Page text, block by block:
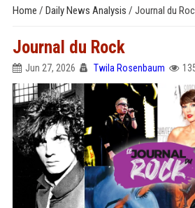
Home / Daily News Analysis / Journal du
Journal du Rock
Jun 27, 2026 Twila Rosenbaum